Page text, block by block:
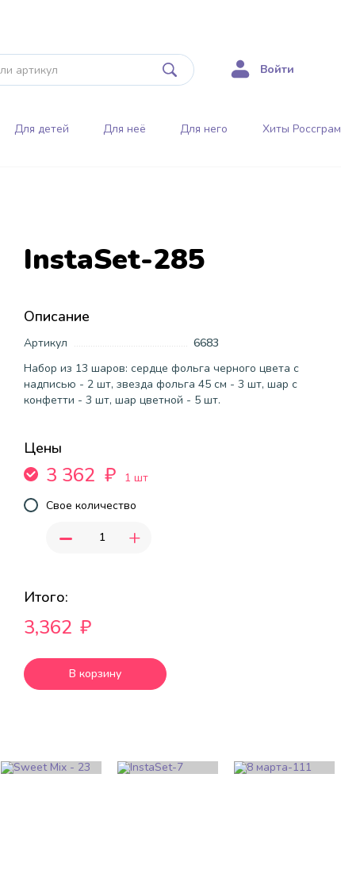
Войти
Для детей Для неё Для него Хиты Россграм
InstaSet-285
Описание
Артикул
6683
Набор из 13 шаров: сердце фольга черного цвета с
надписью - 2 шт, звезда фольга 45 см - 3 шт, шар с
конфетти - 3 шт, шар цветной - 5 шт.
Цены
3 362 ₽
1 шт
Свое количество
- +
Итого:
3,362 ₽
В корзину